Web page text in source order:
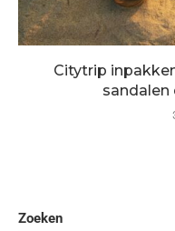
Citytrip
sandalen
Zoeken